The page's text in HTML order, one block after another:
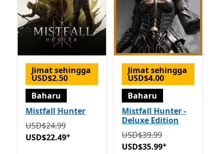
Jimat sehingga
USD$2.50
Baharu
Mistfall Hunter
Asalnya USD$24.99 sekarang USD$22.49Tawaran
USD$24.99
USD$22.49+
Jimat sehingga
USD$4.00
Baharu
Mistfall Hunter -
Deluxe Edition
Asalnya USD$39.99
USD$39.99
USD$35.99+